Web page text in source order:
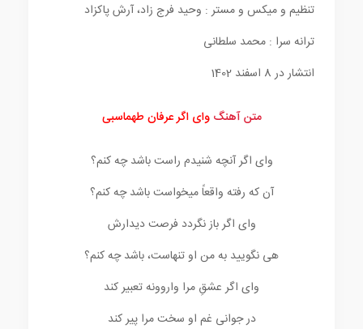
تنظیم و میکس و مستر : وحید فرج زاد، آرش پاکزاد
ترانه سرا : محمد سلطانی
انتشار در 8 اسفند 1402
متن آهنگ وای اگر عرفان طهماسبی
وای اگر آنچه شنیدم راست باشد چه کنم؟
آن که رفته واقعاً میخواست باشد چه کنم؟
وای اگر باز نگردد فرصت دیدارش
هی نگویید به من او تنهاست، باشد چه کنم؟
وای اگر عشقِ مرا واروونه تعبیر کند
در جوانی غم او سخت مرا پیر کند